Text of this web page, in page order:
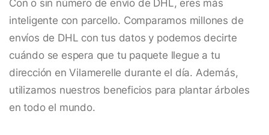
Con o sin número de envío de DHL, eres más
inteligente con parcello. Comparamos millones de
envíos de DHL con tus datos y podemos decirte
cuándo se espera que tu paquete llegue a tu
dirección en Vilamerelle durante el día. Además,
utilizamos nuestros beneficios para plantar árboles
en todo el mundo.